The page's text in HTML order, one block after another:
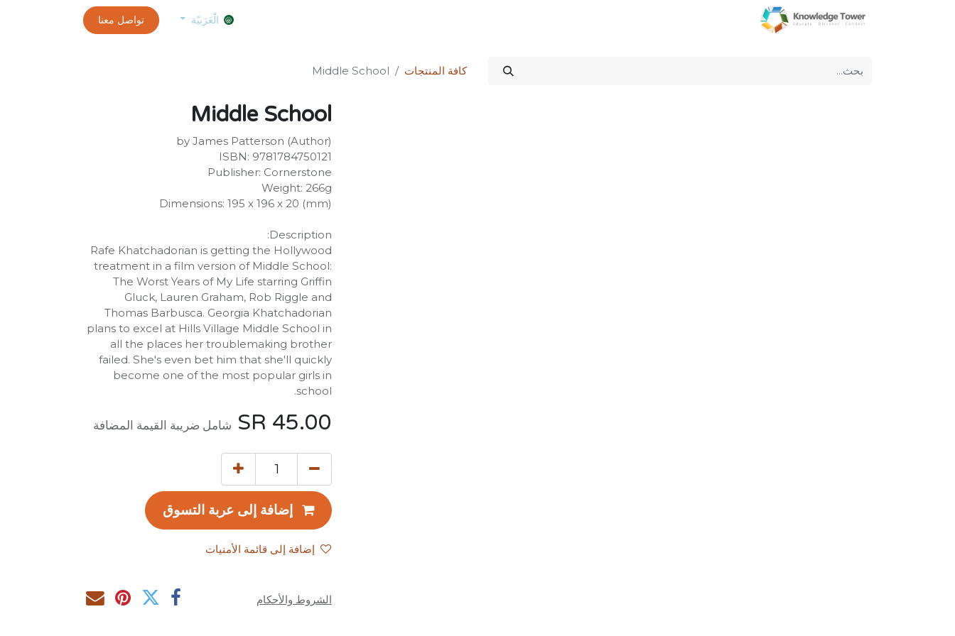
exams and certificates test
customer-info الْعَرَبيّة تواصل معنا
كافة المنتجات Middle School
Middle School
by James Patterson (Author)
ISBN: 9781784750121
Publisher: Cornerstone
Weight: 266g
Dimensions: 195 x 196 x 20 (mm)
Description:
Rafe Khatchadorian is getting the Hollywood
treatment in a film version of Middle School:
The Worst Years of My Life starring Griffin
Gluck, Lauren Graham, Rob Riggle and
Thomas Barbusca. Georgia Khatchadorian
plans to excel at Hills Village Middle School in
all the places her troublemaking brother
failed. She's even bet him that she'll quickly
become one of the most popular girls in
school.
45.00 شامل ضريبة القيمة المضافة
إضافة إلى عربة التسوق
إضافة إلى قائمة الأمنيات
الشروط والأحكام